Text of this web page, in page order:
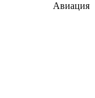
Авиация